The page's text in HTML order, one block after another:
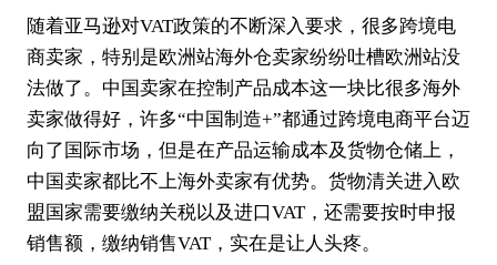
随着亚马逊对VAT政策的不断深入要求，很多跨境电
商卖家，特别是欧洲站海外仓卖家纷纷吐槽欧洲站没
法做了。中国卖家在控制产品成本这一块比很多海外
卖家做得好，许多“中国制造+”都通过跨境电商平台迈
向了国际市场，但是在产品运输成本及货物仓储上，
中国卖家都比不上海外卖家有优势。货物清关进入欧
盟国家需要缴纳关税以及进口VAT，还需要按时申报
销售额，缴纳销售VAT，实在是让人头疼。